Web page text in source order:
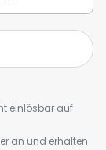
einlösbar auf
an und erhalten